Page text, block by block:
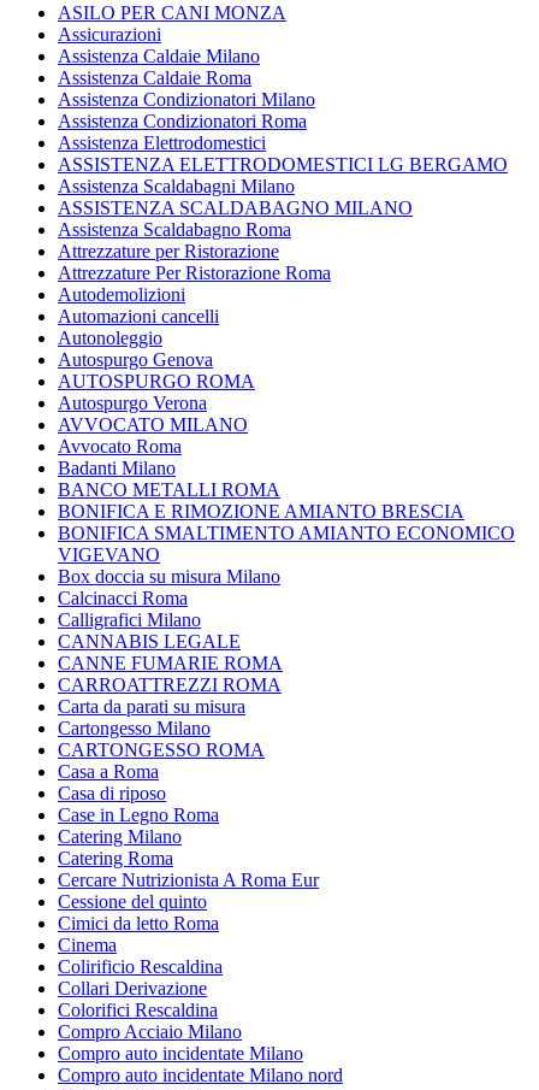
ASILO PER CANI MONZA
Assicurazioni
Assistenza Caldaie Milano
Assistenza Caldaie Roma
Assistenza Condizionatori Milano
Assistenza Condizionatori Roma
Assistenza Elettrodomestici
ASSISTENZA ELETTRODOMESTICI LG BERGAMO
Assistenza Scaldabagni Milano
ASSISTENZA SCALDABAGNO MILANO
Assistenza Scaldabagno Roma
Attrezzature per Ristorazione
Attrezzature Per Ristorazione Roma
Autodemolizioni
Automazioni cancelli
Autonoleggio
Autospurgo Genova
AUTOSPURGO ROMA
Autospurgo Verona
AVVOCATO MILANO
Avvocato Roma
Badanti Milano
BANCO METALLI ROMA
BONIFICA E RIMOZIONE AMIANTO BRESCIA
BONIFICA SMALTIMENTO AMIANTO ECONOMICO
VIGEVANO
Box doccia su misura Milano
Calcinacci Roma
Calligrafici Milano
CANNABIS LEGALE
CANNE FUMARIE ROMA
CARROATTREZZI ROMA
Carta da parati su misura
Cartongesso Milano
CARTONGESSO ROMA
Casa a Roma
Casa di riposo
Case in Legno Roma
Catering Milano
Catering Roma
Cercare Nutrizionista A Roma Eur
Cessione del quinto
Cimici da letto Roma
Cinema
Colirificio Rescaldina
Collari Derivazione
Colorifici Rescaldina
Compro Acciaio Milano
Compro auto incidentate Milano
Compro auto incidentate Milano nord